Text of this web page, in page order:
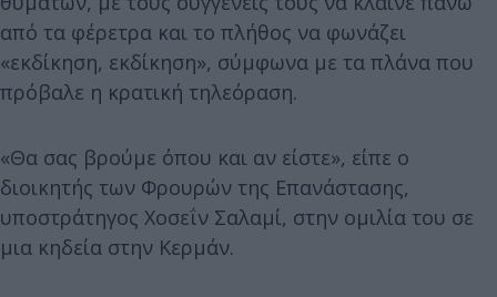
από τα φέρετρα και το πλήθος να φωνάζει
«εκδίκηση, εκδίκηση», σύμφωνα με τα πλάνα που
πρόβαλε η κρατική τηλεόραση.
«Θα σας βρούμε όπου και αν είστε», είπε ο
διοικητής των Φρουρών της Επανάστασης,
υποστράτηγος Χοσεΐν Σαλαμί, στην ομιλία του σε
μια κηδεία στην Κερμάν.